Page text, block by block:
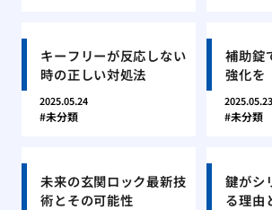
キーフリーが反応しない
時の正しい対処法
2025.05.24
未分類
補助錠
強化を
2025.05.23
未分類
未来の玄関ロック最新技
術とその可能性
鍵がシ
る理由